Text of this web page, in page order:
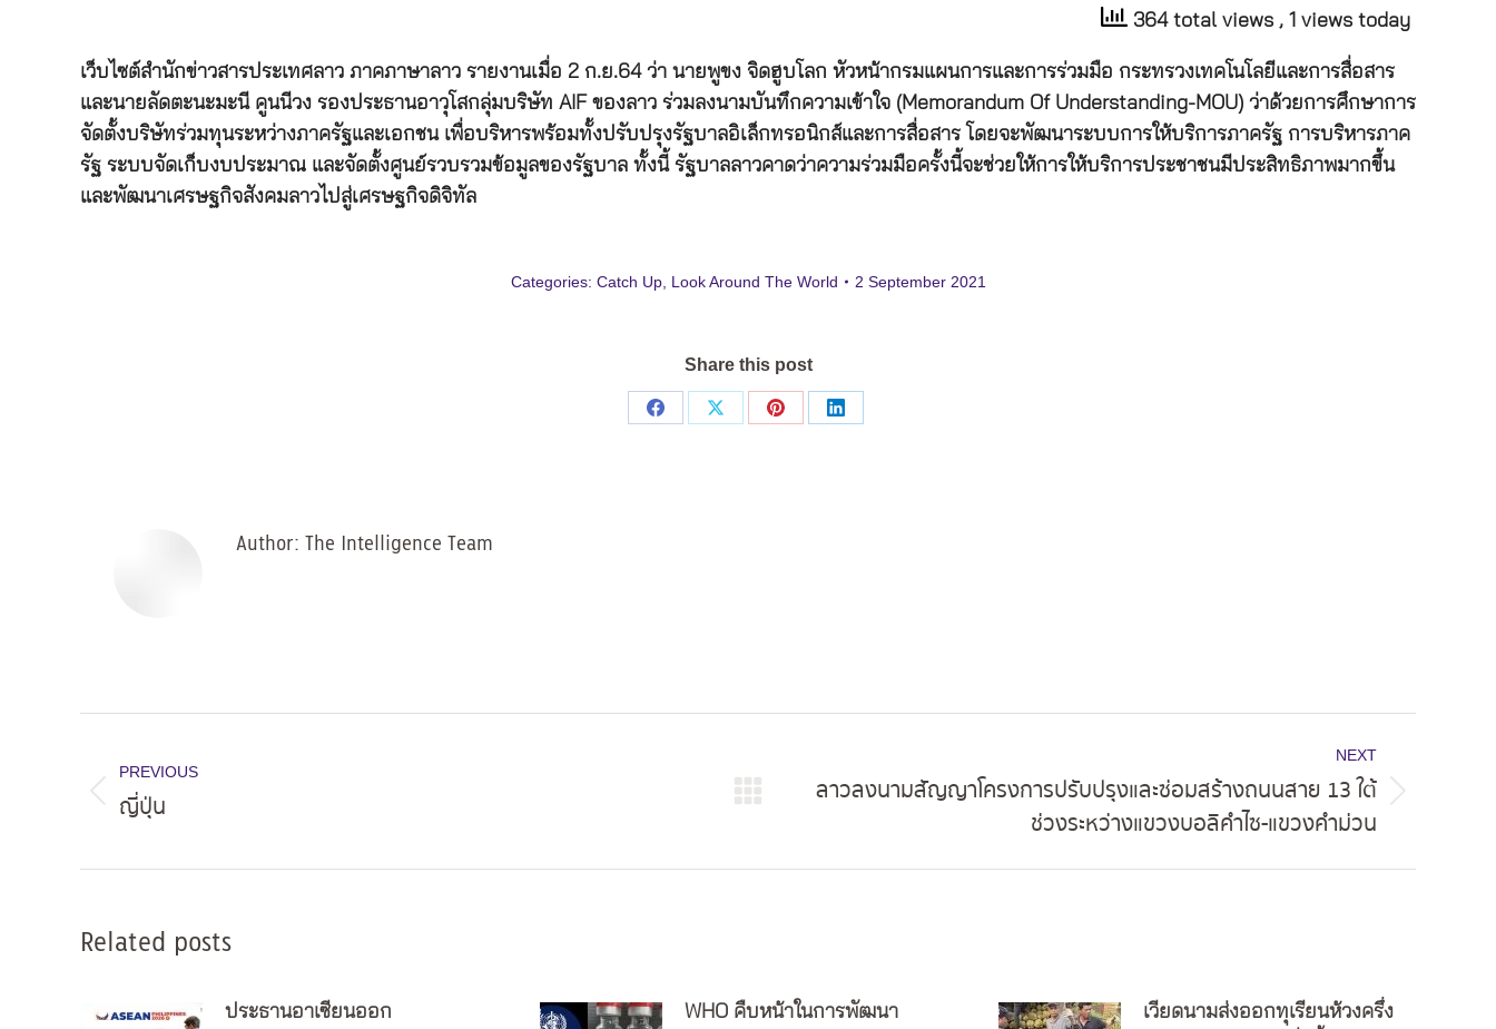
364 total views , 1 views today
เว็บไซต์สำนักข่าวสารประเทศลาว ภาคภาษาลาว รายงานเมื่อ 2 ก.ย.64 ว่า นายพูขง จิดฮูบโลก หัวหน้ากรมแผนการและการร่วมมือ กระทรวงเทคโนโลยีและการสื่อสาร
และนายลัดตะนะมะนี คูนนีวง รองประธานอาวุโสกลุ่มบริษัท AIF ของลาว ร่วมลงนามบันทึกความเข้าใจ (Memorandum Of Understanding-MOU) ว่าด้วยการศึกษาการ
จัดตั้งบริษัทร่วมทุนระหว่างภาครัฐและเอกชน เพื่อบริหารพร้อมทั้งปรับปรุงรัฐบาลอิเล็กทรอนิกส์และการสื่อสาร โดยจะพัฒนาระบบการให้บริการภาครัฐ การบริหารภาค
รัฐ ระบบจัดเก็บงบประมาณ และจัดตั้งศูนย์รวบรวมข้อมูลของรัฐบาล ทั้งนี้ รัฐบาลลาวคาดว่าความร่วมมือครั้งนี้จะช่วยให้การให้บริการประชาชนมีประสิทธิภาพมากขึ้น
และพัฒนาเศรษฐกิจสังคมลาวไปสู่เศรษฐกิจดิจิทัล
Categories: Catch Up, Look Around The World 2 September 2021
Share this post
Share
Share
Share
Share
Author: The Intelligence Team
navigation
PREVIOUS
Previous
ญี่ปุ่น
NEXT
ลาวลงนามสัญญาโครงการปรับปรุงและซ่อมสร้างถนนสาย 13 ใต้
ช่วงระหว่างแขวงบอลิคำไซ-แขวงคำม่วน
Related posts
ประธานอาเซียนออก
WHO คืบหน้าในการพัฒนา
เวียดนามส่งออกทุเรียนห้วงครึ่ง